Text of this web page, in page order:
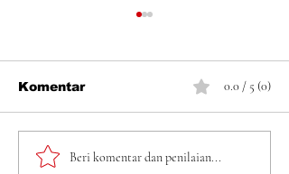
LSM GEMPA
Komentar 0.0 / 5 (0)
Beri komentar dan penilaian...